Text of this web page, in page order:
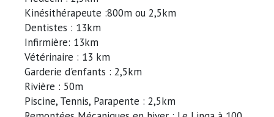
Kinésithérapeute :800m ou 2,5km
Dentistes : 13km
Infirmière: 13km
Vétérinaire : 13 km
Garderie d'enfants : 2,5km
Rivière : 50m
Piscine, Tennis, Parapente : 2,5km